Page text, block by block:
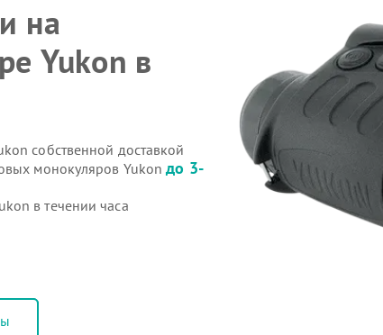
на
Yukon в
собственной доставкой
монокуляров Yukonдо 3-
в течении часа